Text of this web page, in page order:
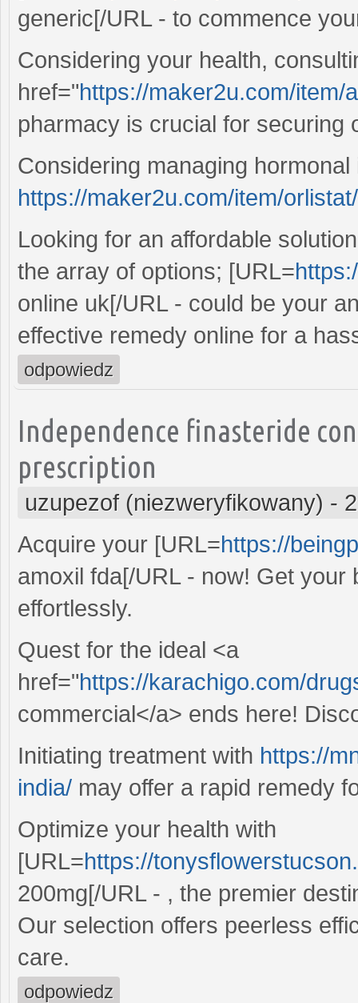
generic[/URL - to commence
Considering your health,
href="https://maker2u.com/item/
pharmacy is crucial for securing
Considering managing
https://maker2u.com/item/orlistat/
Looking for an affordable
the array of options; [URL=
online uk[/URL - could be your
effective remedy online for a
odpowiedz
Independence finasteride
prescription
uzupezof (niezweryfikowany) -
Acquire your [URL=https://
amoxil fda[/URL - now! Get
effortlessly.
Quest for the ideal <a
href="https://karachigo.com/
commercial</a> ends here!
Initiating treatment with https://
india/ may offer a rapid remedy
Optimize your health with
[URL=https://
200mg[/URL - , the premier
Our selection offers peerless
care.
odpowiedz